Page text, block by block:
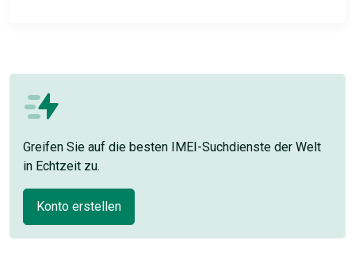
Greifen Sie auf die besten IMEI-Suchdienste der Welt
in Echtzeit zu.
Konto erstellen